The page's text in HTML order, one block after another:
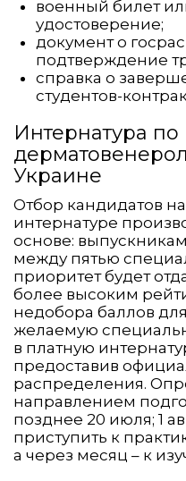
военный билет
удостоверение;
документ о
подтверждение
справка о
студентов-
Интернатура по
Украине
Отбор кандидатов
интернатуре
основе:
между пятью
приоритет будет
более высоким
недобора баллов
желаемую
в платную
предоставив
распределения.
направлением
позднее 20 июля; 1
приступить к
а через месяц – к